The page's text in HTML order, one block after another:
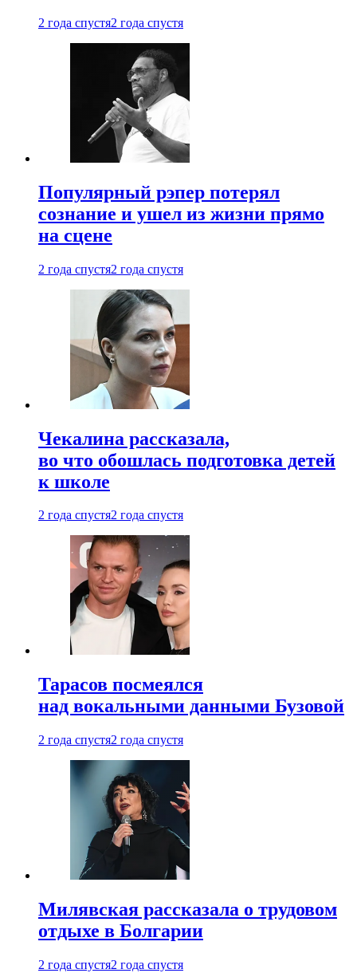
2 года спустя2 года спустя
Популярный рэпер потерял
сознание и ушел из жизни прямо
на сцене
2 года спустя2 года спустя
Чекалина рассказала,
во что обошлась подготовка детей
к школе
2 года спустя2 года спустя
Тарасов посмеялся
над вокальными данными Бузовой
2 года спустя2 года спустя
Милявская рассказала о трудовом
отдыхе в Болгарии
2 года спустя2 года спустя